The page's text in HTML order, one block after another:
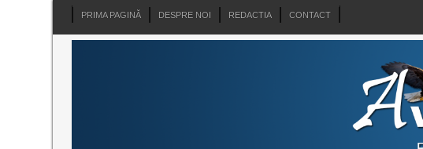
PRIMA PAGINĂ DESPRE NOI REDACTIA CONTACT